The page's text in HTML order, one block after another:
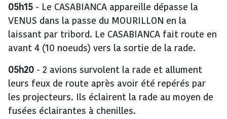
05h15 - Le CASABIANCA appareille dépasse la
VENUS dans la passe du MOURILLON en la
laissant par tribord. Le CASABIANCA fait route en
avant 4 (10 noeuds) vers la sortie de la rade.
05h20 - 2 avions survolent la rade et allument
leurs feux de route après avoir été repérés par
les projecteurs. Ils éclairent la rade au moyen de
fusées éclairantes à chenilles.